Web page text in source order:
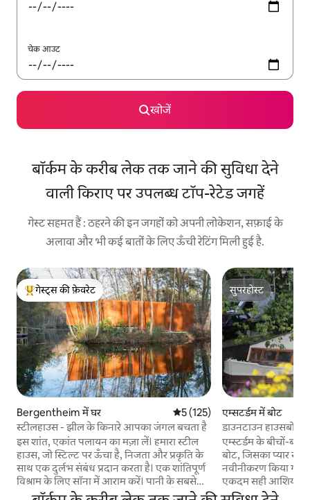
चेक आउट
खोजें
बॉर्कम के करीब लेक तक जाने की सुविधा देने
वाली किराए पर उपलब्ध टॉप-रेटेड जगहें
गेस्ट सहमत हैं : ठहरने की इन जगहों को अपनी लोकेशन, सफ़ाई के
अलावा और भी कई बातों के लिए ऊँची रेटिंग मिली हुई है.
गेस्ट्स का टॉप फ़ेवरेट
गेस्ट्स की फ़ेवरेट
Bergentheim में घर औसत रेटिंग 5 में से 5, 125 समीक्षाएँ
5 (125)
स्टीलहाउस - झील के किनारे आपका जंगल बचता है
इस शांत, एकांत पलायन का मज़ा लें। हमारा स्टील
हाउस, जो स्टिल्ट पर ऊँचा है, निजता और प्रकृति के
साथ एक दुर्लभ संबंध प्रदान करता है। एक शांतिपूर्ण
विश्राम के लिए सॉना में आराम करें। पानी के सबसे
ऊँचे बिंदु पर, 360º लकड़ी के स्टोव वाला बैठने की
सुपरहोस्ट
सुपरहोस्ट
एम्सटर्डम में बोट
डाउनटाउन हाउसबोट
एम्स्टर्डम के बीचों-बीच
बोट, जिसका प्यार से
नवीनीकरण किया
एकदम सही
और सामने एक